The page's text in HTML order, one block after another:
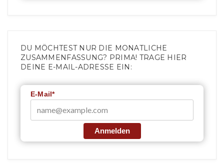
DU MÖCHTEST NUR DIE MONATLICHE
ZUSAMMENFASSUNG? PRIMA! TRAGE HIER
DEINE E-MAIL-ADRESSE EIN:
E-Mail*
Anmelden